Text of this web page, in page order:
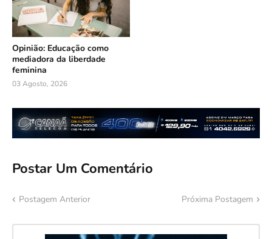
Opinião: Educação como
mediadora da liberdade
feminina
03 Agosto, 2026
Postar Um Comentário
Postagem Anterior Próxima Postagem